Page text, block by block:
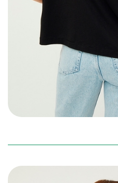
OVERSIZED
250,00 kr(